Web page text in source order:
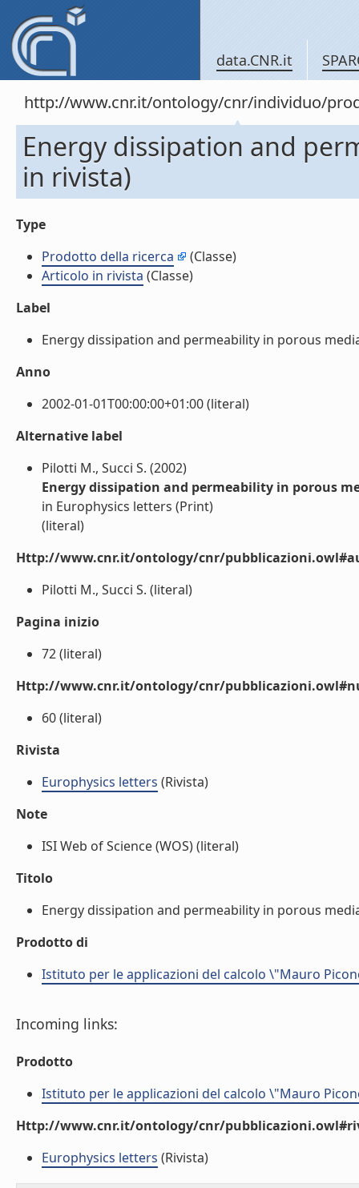
data.CNR.it
http://www.cnr.it/ontology/cnr/individuo/
Energy dissipation and
in rivista)
Type
Prodotto della ricerca
(Classe)
Articolo in rivista (Classe)
Label
Energy dissipation and permeability in porous
Anno
2002-01-01T00:00:00+01:00 (literal)
Alternative label
Pilotti M., Succi S. (2002)
Energy dissipation and permeability in porous
in Europhysics letters (Print)
(literal)
Http://www.cnr.it/ontology/cnr/
Pilotti M., Succi S. (literal)
Pagina inizio
72 (literal)
Http://www.cnr.it/ontology/cnr/
60 (literal)
Rivista
Europhysics letters (Rivista)
Note
ISI Web of Science (WOS) (literal)
Titolo
Energy dissipation and permeability in porous
Prodotto di
Istituto per le applicazioni del calcolo \"Mauro
Incoming links:
Prodotto
Istituto per le applicazioni del calcolo \"Mauro
Http://www.cnr.it/ontology/cnr/
Europhysics letters (Rivista)